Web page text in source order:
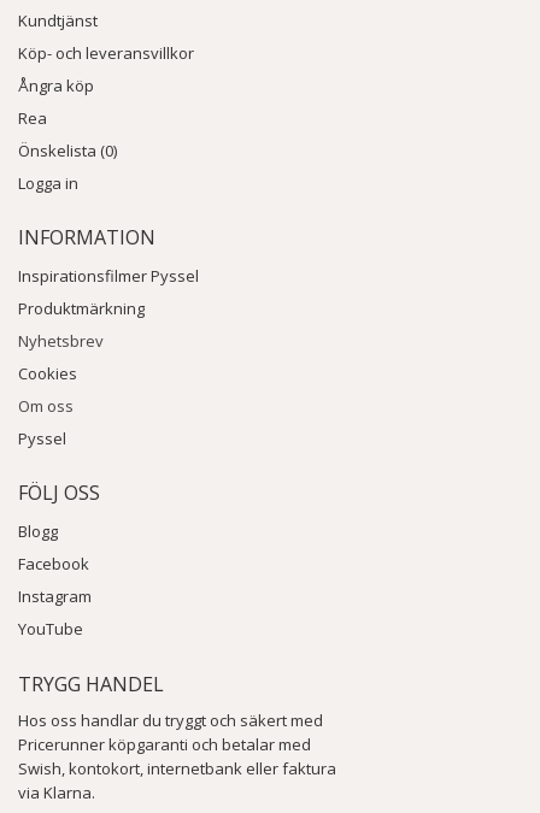
Kundtjänst
Köp- och leveransvillkor
Ångra köp
Rea
Önskelista (0)
Logga in
INFORMATION
Inspirationsfilmer Pyssel
Produktmärkning
Nyhetsbrev
Cookies
Om oss
Pyssel
FÖLJ OSS
Blogg
Facebook
Instagram
YouTube
TRYGG HANDEL
Hos oss handlar du tryggt och säkert med
Pricerunner köpgaranti och betalar med
Swish, kontokort, internetbank eller faktura
via Klarna.